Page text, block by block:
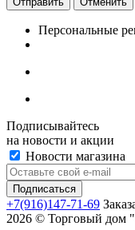
Персональные
Подписывайтесь
на новости и акции
Новости магазина
+7(916)147-71-69
2026 © Торговый дом